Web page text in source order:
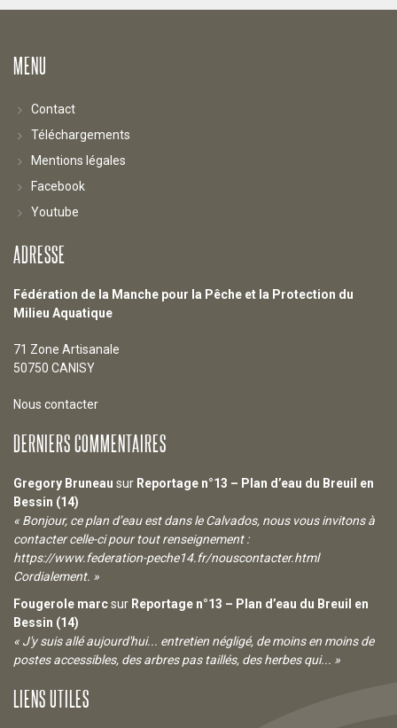
MENU
Contact
Téléchargements
Mentions légales
Facebook
Youtube
ADRESSE
Fédération de la Manche pour la Pêche et la Protection du
Milieu Aquatique
71 Zone Artisanale
50750 CANISY
Nous contacter
DERNIERS COMMENTAIRES
Gregory Bruneau sur Reportage n°13 – Plan d’eau du Breuil en
Bessin (14)
« Bonjour, ce plan d’eau est dans le Calvados, nous vous invitons à
contacter celle-ci pour tout renseignement :
https://www.federation-peche14.fr/nouscontacter.html
Cordialement. »
Fougerole marcsur Reportage n°13 – Plan d’eau du Breuil en
Bessin (14)
« J'y suis allé aujourd'hui... entretien négligé, de moins en moins de
postes accessibles, des arbres pas taillés, des herbes qui... »
LIENS UTILES